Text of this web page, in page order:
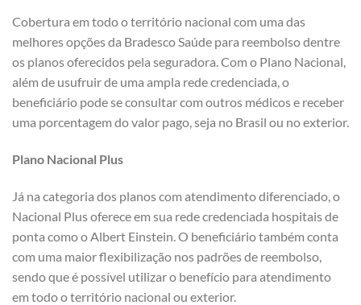
Cobertura em todo o território nacional com uma das
melhores opções da Bradesco Saúde para reembolso dentre
os planos oferecidos pela seguradora. Com o Plano Nacional,
além de usufruir de uma ampla rede credenciada, o
beneficiário pode se consultar com outros médicos e receber
uma porcentagem do valor pago, seja no Brasil ou no exterior.
Plano Nacional Plus
Já na categoria dos planos com atendimento diferenciado, o
Nacional Plus oferece em sua rede credenciada hospitais de
ponta como o Albert Einstein. O beneficiário também conta
com uma maior flexibilização nos padrões de reembolso,
sendo que é possível utilizar o benefício para atendimento
em todo o território nacional ou exterior.